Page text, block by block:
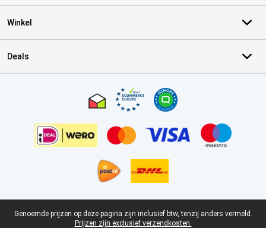
Winkel
Deals
Juridische voettekst
Genoemde prijzen op deze pagina zijn inclusief btw, tenzij anders vermeld.
Prijzen zijn exclusief verzendkosten.